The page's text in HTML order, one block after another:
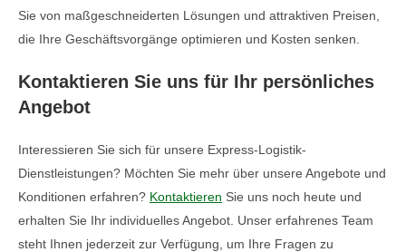
Sie von maßgeschneiderten Lösungen und attraktiven Preisen,
die Ihre Geschäftsvorgänge optimieren und Kosten senken.
Kontaktieren Sie uns für Ihr persönliches
Angebot
Interessieren Sie sich für unsere Express-Logistik-
Dienstleistungen? Möchten Sie mehr über unsere Angebote und
Konditionen erfahren? Kontaktieren Sie uns noch heute und
erhalten Sie Ihr individuelles Angebot. Unser erfahrenes Team
steht Ihnen jederzeit zur Verfügung, um Ihre Fragen zu